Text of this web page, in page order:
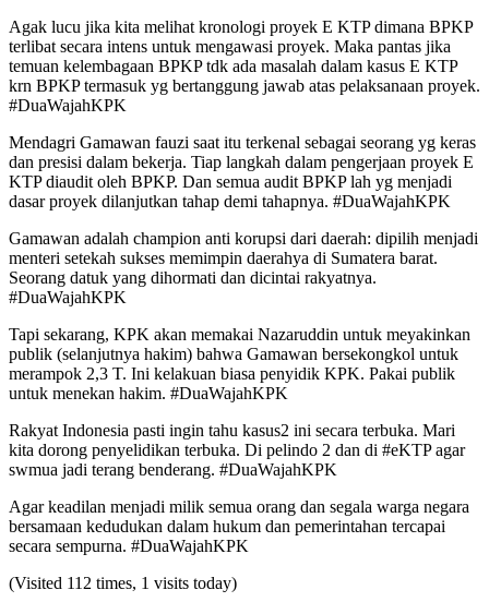
Agak lucu jika kita melihat kronologi proyek E KTP dimana BPKP
terlibat secara intens untuk mengawasi proyek. Maka pantas jika
temuan kelembagaan BPKP tdk ada masalah dalam kasus E KTP
krn BPKP termasuk yg bertanggung jawab atas pelaksanaan proyek.
#DuaWajahKPK
Mendagri Gamawan fauzi saat itu terkenal sebagai seorang yg keras
dan presisi dalam bekerja. Tiap langkah dalam pengerjaan proyek E
KTP diaudit oleh BPKP. Dan semua audit BPKP lah yg menjadi
dasar proyek dilanjutkan tahap demi tahapnya. #DuaWajahKPK
Gamawan adalah champion anti korupsi dari daerah: dipilih menjadi
menteri setekah sukses memimpin daerahya di Sumatera barat.
Seorang datuk yang dihormati dan dicintai rakyatnya.
#DuaWajahKPK
Tapi sekarang, KPK akan memakai Nazaruddin untuk meyakinkan
publik (selanjutnya hakim) bahwa Gamawan bersekongkol untuk
merampok 2,3 T. Ini kelakuan biasa penyidik KPK. Pakai publik
untuk menekan hakim. #DuaWajahKPK
Rakyat Indonesia pasti ingin tahu kasus2 ini secara terbuka. Mari
kita dorong penyelidikan terbuka. Di pelindo 2 dan di #eKTP agar
swmua jadi terang benderang. #DuaWajahKPK
Agar keadilan menjadi milik semua orang dan segala warga negara
bersamaan kedudukan dalam hukum dan pemerintahan tercapai
secara sempurna. #DuaWajahKPK
(Visited 112 times, 1 visits today)